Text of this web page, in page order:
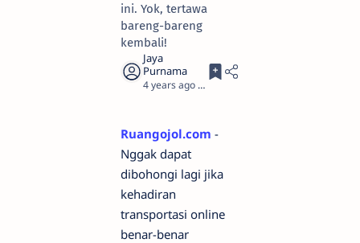
ini. Yok, tertawa
bareng-bareng
kembali!
4 years ago 2
Ruangojol.com -
Nggak dapat
dibohongi lagi jika
kehadiran
transportasi online
benar-benar